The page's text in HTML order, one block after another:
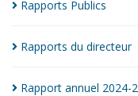
Rapports Publics
Rapports du directeur
Rapport annuel 2024-